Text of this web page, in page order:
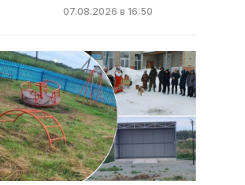
07.08.2026 в 16:50